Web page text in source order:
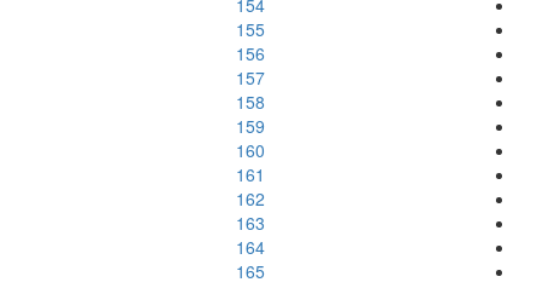
154
155
156
157
158
159
160
161
162
163
164
165